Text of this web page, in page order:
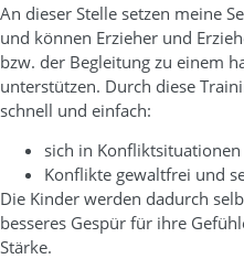
An dieser Stelle setzen meine
und können Erzieher und
bzw. der Begleitung zu einem
unterstützen. Durch diese
schnell und einfach:
sich in
Konflikte gewaltfrei und
Die Kinder werden dadurch
besseres Gespür für ihre
Stärke.